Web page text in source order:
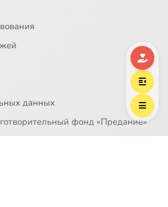
данных
фонд «Предание»